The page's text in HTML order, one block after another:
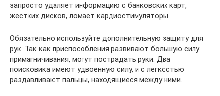
запросто удаляет информацию с банковских карт,
жестких дисков, ломает кардиостимуляторы.
Обязательно используйте дополнительную защиту для
рук. Так как приспособления развивают большую силу
примагничивания, могут пострадать руки. Два
поисковика имеют удвоенную силу, и с легкостью
раздавливают пальцы, находящиеся между ними.